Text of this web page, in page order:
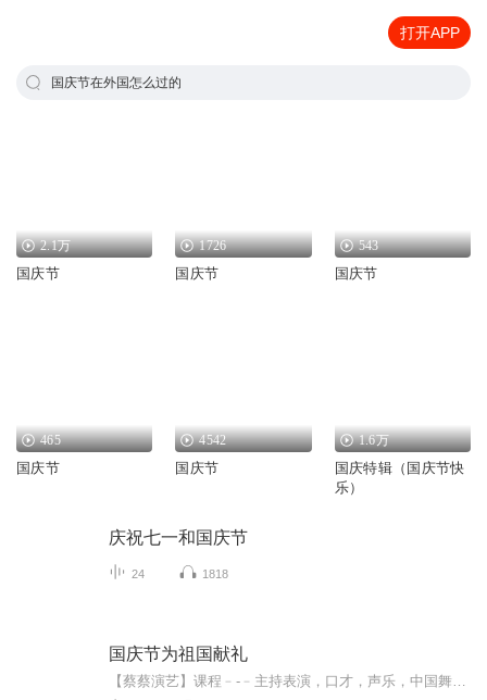
打开APP
国庆节在外国怎么过的
2.1万
国庆节
1726
国庆节
543
国庆节
465
国庆节
4542
国庆节
1.6万
国庆特辑（国庆节快
乐）
庆祝七一和国庆节
24 1818
国庆节为祖国献礼